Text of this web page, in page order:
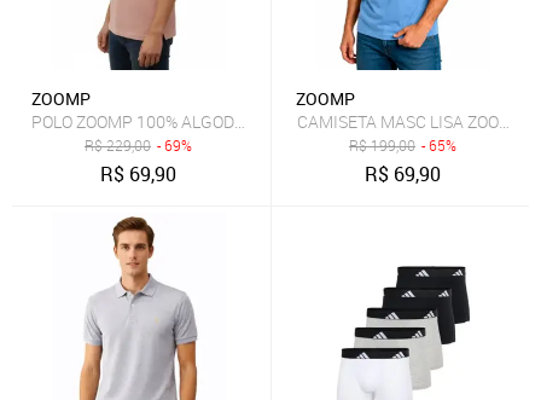
ZOOMP
POLO ZOOMP 100% ALGODÃO
R$229,00 - 69%
R$ 69,90
ZOOMP
CAMISETA MASC LISA ZOOMP
R$199,00 - 65%
R$ 69,90